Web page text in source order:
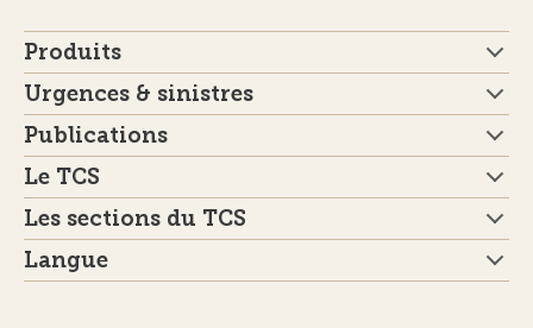
Produits
Urgences & sinistres
Publications
Le TCS
Les sections du TCS
Langue